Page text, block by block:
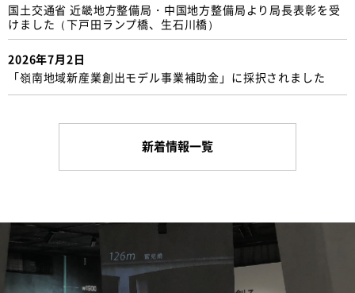
国土交通省 近畿地方整備局・中国地方整備局より局長表彰を受
けました（下戸田ランプ橋、生石川橋）
2026年7月2日
「嶺南地域新産業創出モデル事業補助金」に採択されました
新着情報一覧